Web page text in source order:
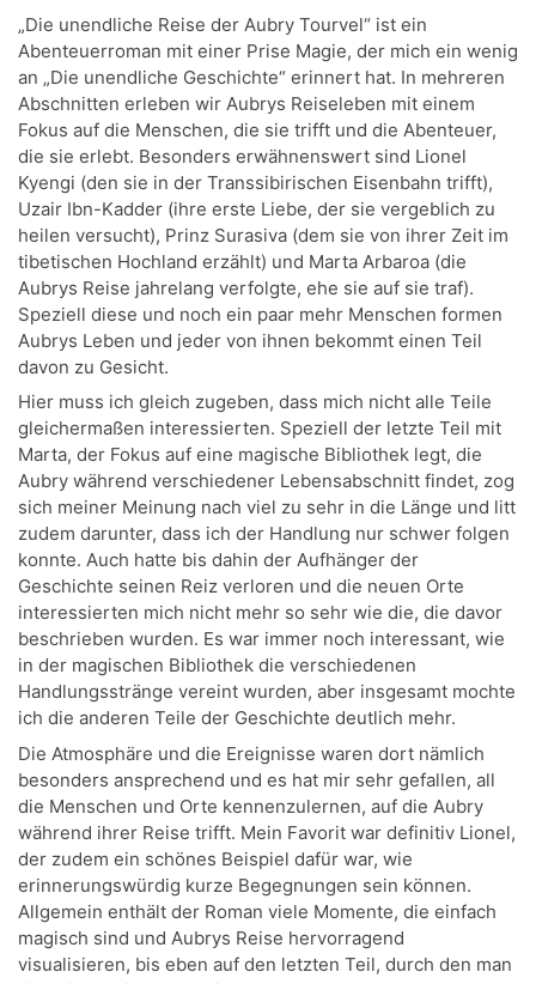
„Die unendliche Reise der Aubry Tourvel“ ist ein
Abenteuerroman mit einer Prise Magie, der mich ein wenig
an „Die unendliche Geschichte“ erinnert hat. In mehreren
Abschnitten erleben wir Aubrys Reiseleben mit einem
Fokus auf die Menschen, die sie trifft und die Abenteuer,
die sie erlebt. Besonders erwähnenswert sind Lionel
Kyengi (den sie in der Transsibirischen Eisenbahn trifft),
Uzair Ibn-Kadder (ihre erste Liebe, der sie vergeblich zu
heilen versucht), Prinz Surasiva (dem sie von ihrer Zeit im
tibetischen Hochland erzählt) und Marta Arbaroa (die
Aubrys Reise jahrelang verfolgte, ehe sie auf sie traf).
Speziell diese und noch ein paar mehr Menschen formen
Aubrys Leben und jeder von ihnen bekommt einen Teil
davon zu Gesicht.
Hier muss ich gleich zugeben, dass mich nicht alle Teile
gleichermaßen interessierten. Speziell der letzte Teil mit
Marta, der Fokus auf eine magische Bibliothek legt, die
Aubry während verschiedener Lebensabschnitt findet, zog
sich meiner Meinung nach viel zu sehr in die Länge und litt
zudem darunter, dass ich der Handlung nur schwer folgen
konnte. Auch hatte bis dahin der Aufhänger der
Geschichte seinen Reiz verloren und die neuen Orte
interessierten mich nicht mehr so sehr wie die, die davor
beschrieben wurden. Es war immer noch interessant, wie
in der magischen Bibliothek die verschiedenen
Handlungsstränge vereint wurden, aber insgesamt mochte
ich die anderen Teile der Geschichte deutlich mehr.
Die Atmosphäre und die Ereignisse waren dort nämlich
besonders ansprechend und es hat mir sehr gefallen, all
die Menschen und Orte kennenzulernen, auf die Aubry
während ihrer Reise trifft. Mein Favorit war definitiv Lionel,
der zudem ein schönes Beispiel dafür war, wie
erinnerungswürdig kurze Begegnungen sein können.
Allgemein enthält der Roman viele Momente, die einfach
magisch sind und Aubrys Reise hervorragend
visualisieren, bis eben auf den letzten Teil, durch den man